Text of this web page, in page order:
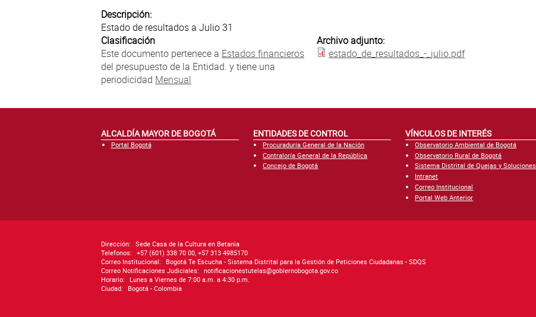
Descripción:
Estado de resultados a Julio 31
Clasificación
Este documento pertenece a Estados financieros
del presupuesto de la Entidad. y tiene una
periodicidad Mensual
Archivo adjunto:
estado_de_resultados_-_julio.pdf
ALCALDÍA MAYOR DE BOGOTÁ
Portal Bogotá
ENTIDADES DE CONTROL
Procuraduría General de la Nación
Contraloría General de la República
Concejo de Bogotá
VÍNCULOS DE INTERÉS
Observatorio Ambiental de Bogotá
Observatorio Rural de Bogotá
Sistema Distrital de Quejas y Soluciones
Intranet
Correo Institucional
Portal Web Anterior
Dirección: Sede Casa de la Cultura en Betania
Telefonos: +57 (601) 338 70 00, +57 313 4985170
Correo Institucional:
Bogotá Te Escucha - Sistema Distrital para la Gestión de Peticiones Ciudadanas - SDQS
Correo Notificaciones Judiciales: notificacionestutelas@gobiernobogota.gov.co
Horario:
Lunes a Viernes de 7:00 a.m. a 4:30 p.m.
Ciudad:
Bogotá - Colombia